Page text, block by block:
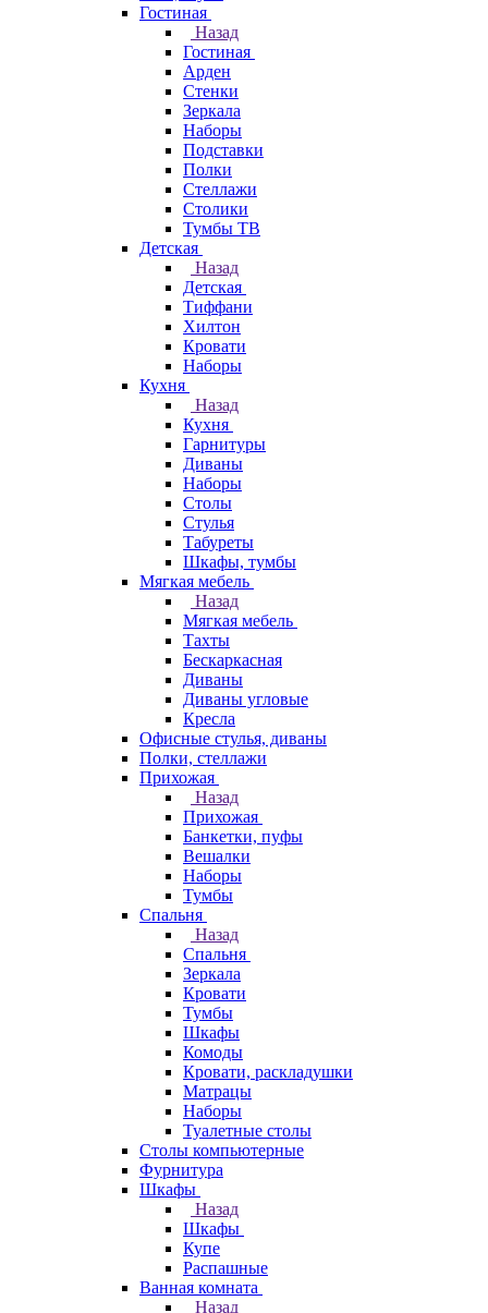
Гостиная
Назад
Гостиная
Арден
Стенки
Зеркала
Наборы
Подставки
Полки
Стеллажи
Столики
Тумбы ТВ
Детская
Назад
Детская
Тиффани
Хилтон
Кровати
Наборы
Кухня
Назад
Кухня
Гарнитуры
Диваны
Наборы
Столы
Стулья
Табуреты
Шкафы, тумбы
Мягкая мебель
Назад
Мягкая мебель
Тахты
Бескаркасная
Диваны
Диваны угловые
Кресла
Офисные стулья, диваны
Полки, стеллажи
Прихожая
Назад
Прихожая
Банкетки, пуфы
Вешалки
Наборы
Тумбы
Спальня
Назад
Спальня
Зеркала
Кровати
Тумбы
Шкафы
Комоды
Кровати, раскладушки
Матрацы
Наборы
Туалетные столы
Столы компьютерные
Фурнитура
Шкафы
Назад
Шкафы
Купе
Распашные
Ванная комната
Назад